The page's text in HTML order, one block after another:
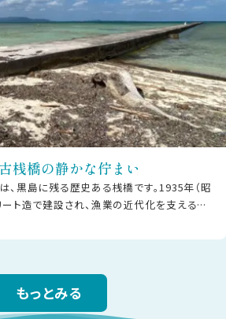
桟橋の静かな佇まい
、黒島に残る歴史ある桟橋です。1935年（昭
ート造で建設され、漁業の近代化を支える拠
もっとみる